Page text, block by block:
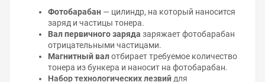
Фотобарабан — цилиндр, на который наносится
заряд и частицы тонера.
Вал первичного заряда заряжает фотобарабан
отрицательными частицами.
Магнитный валотбирает требуемое количество
тонера из бункера и наносит на фотобарабан.
Набор технологических лезвий для